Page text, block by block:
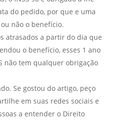
do pedido, por que e uma
não o benefício.
atrasados a partir do dia que
o benefício, esses 1 ano
não tem qualquer obrigação
Se gostou do artigo, peço
em suas redes sociais e
a entender o Direito